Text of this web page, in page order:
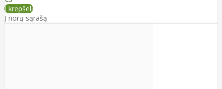
Į krepšelį
Į norų sąrašą